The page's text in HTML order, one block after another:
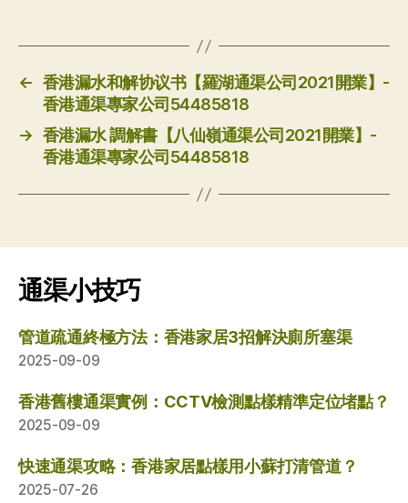
← 香港漏水和解协议书【羅湖通渠公司2021開業】-
香港通渠專家公司54485818
→ 香港漏水 調解書【八仙嶺通渠公司2021開業】-
香港通渠專家公司54485818
通渠小技巧
管道疏通終極方法：香港家居3招解決廁所塞渠
2025-09-09
香港舊樓通渠實例：CCTV檢測點樣精準定位堵點？
2025-09-09
快速通渠攻略：香港家居點樣用小蘇打清管道？
2025-07-26